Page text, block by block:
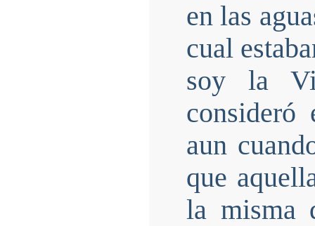
en las
cual
soy la
aun
que
la misma